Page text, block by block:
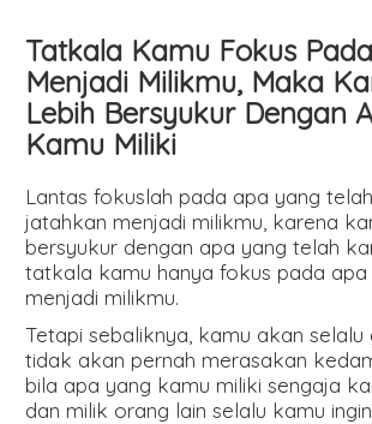
Tatkala Kamu Fokus
Menjadi Milikmu, Maka
Lebih Bersyukur Dengan
Kamu Miliki
Lantas fokuslah pada apa yang
jatahkan menjadi milikmu, karena
bersyukur dengan apa yang telah
tatkala kamu hanya fokus pada apa
menjadi milikmu.
Tetapi sebaliknya, kamu akan selalu
tidak akan pernah merasakan
bila apa yang kamu miliki sengaja
dan milik orang lain selalu kamu